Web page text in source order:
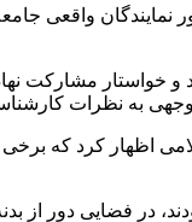
نمایندگان
و خواستار مشارکت
به نظرات
اظهار کرد که
در فضایی دور از